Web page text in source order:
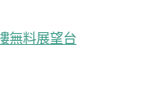
無料展望台